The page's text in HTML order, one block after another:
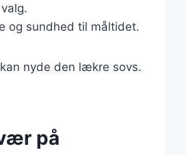
og sundhed til måltidet.
nyde den lækre sovs.
på